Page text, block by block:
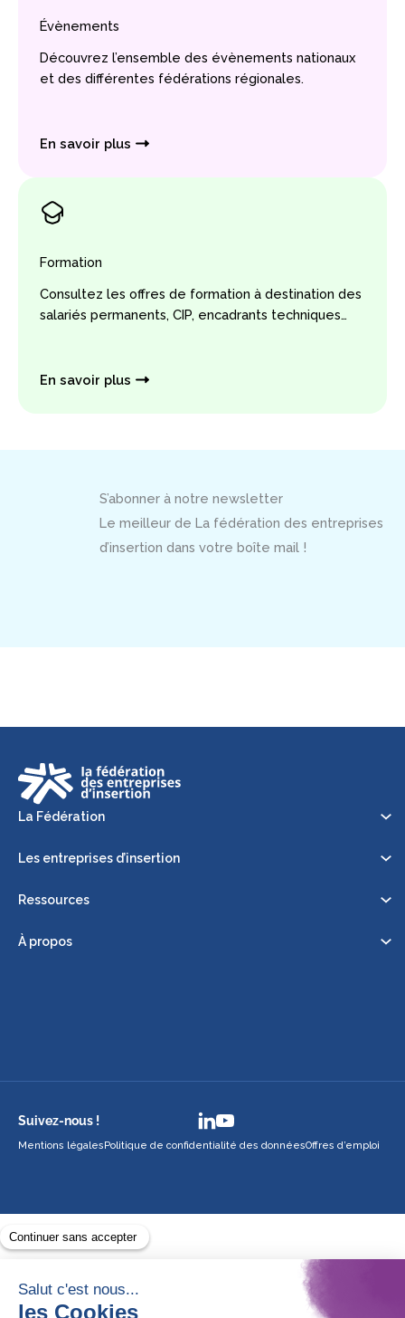
Évènements
Découvrez l’ensemble des évènements nationaux
et des différentes fédérations régionales.
En savoir plus
Formation
Consultez les offres de formation à destination des
salariés permanents, CIP, encadrants techniques…
En savoir plus
S’abonner à notre newsletter
Le meilleur de La fédération des entreprises
d’insertion dans votre boîte mail !
La Fédération
Les entreprises d’insertion
Ressources
À propos
Suivez-nous !
Mentions légalesPolitique de confidentialité des donnéesOffres d’emploi